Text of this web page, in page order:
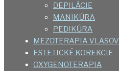
DEPILÁCIE
MANIKÚRA
PEDIKÚRA
MEZOTERAPIA VLASOV
ESTETICKÉ KOREKCIE
OXYGENOTERAPIA